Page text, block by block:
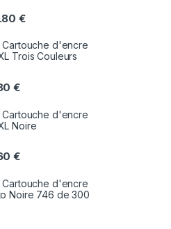
€
Cartouche d'encre
Trois Couleurs
€
Cartouche d'encre
Noire
€
Cartouche d'encre
Noire 746 de 300